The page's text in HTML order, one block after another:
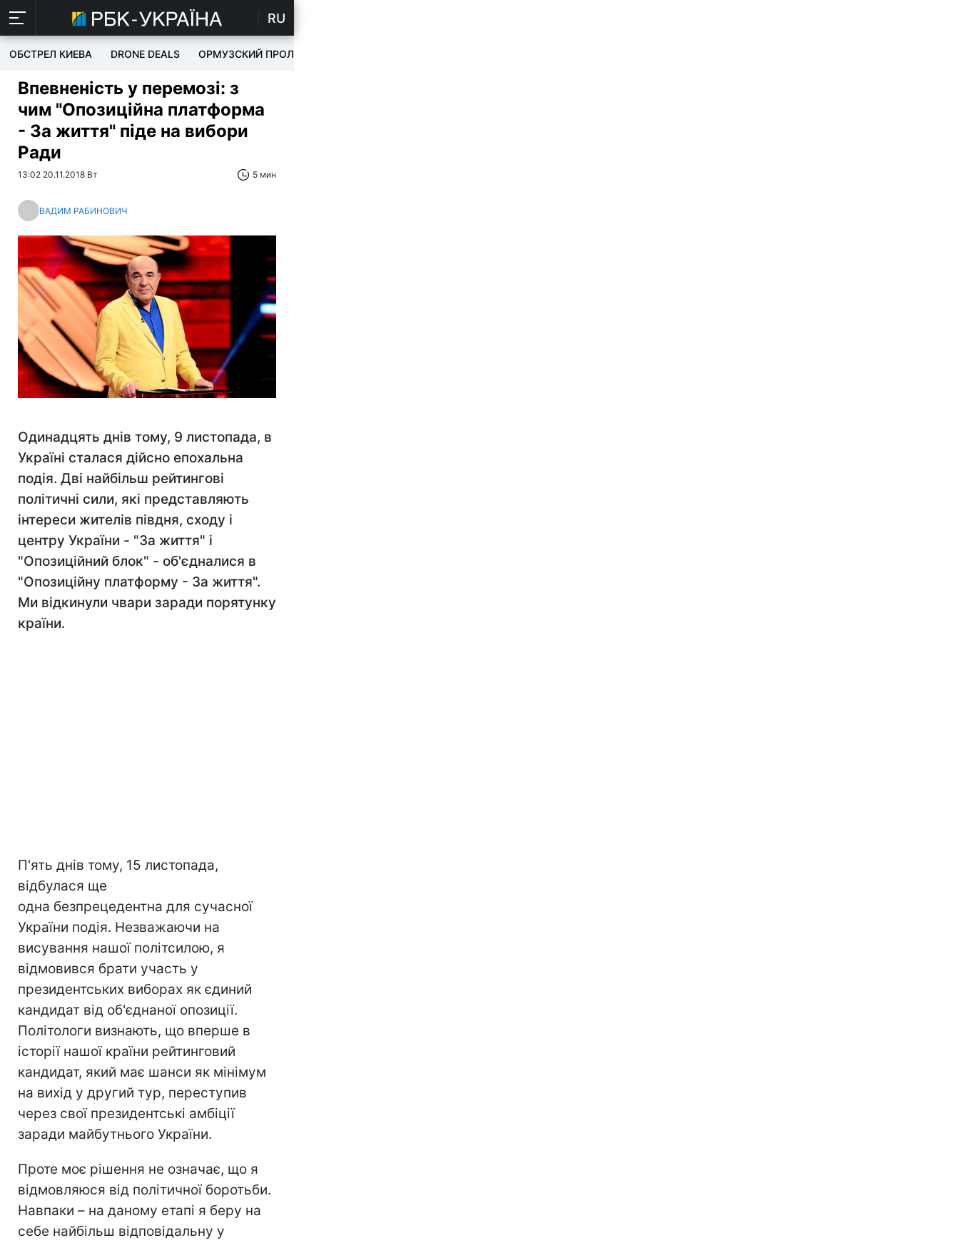
RU
ОБСТРЕЛ КИЕВА DRONE DEALS ОРМУЗСКИЙ ПРОЛИВ
Впевненість у перемозі: з
чим "Опозиційна платформа
- За життя" піде на вибори
Ради
13:02 20.11.2018 Вт 5 мин
ВАДИМ РАБИНОВИЧ
Одинадцять днів тому, 9 листопада, в
Україні сталася дійсно епохальна
подія. Дві найбільш рейтингові
політичні сили, які представляють
інтереси жителів півдня, сходу і
центру України - "За життя" і
"Опозиційний блок" - об'єдналися в
"Опозиційну платформу - За життя".
Ми відкинули чвари заради порятунку
країни.
П'ять днів тому, 15 листопада,
відбулася ще
одна безпрецедентна для сучасної
України подія. Незважаючи на
висування нашої політсилою, я
відмовився брати участь у
президентських виборах як єдиний
кандидат від об'єднаної опозиції.
Політологи визнають, що вперше в
історії нашої країни рейтинговий
кандидат, який має шанси як мінімум
на вихід у другий тур, переступив
через свої президентські амбіції
заради майбутнього України.
Проте моє рішення не означає, що я
відмовляюся від політичної боротьби.
Навпаки – на даному етапі я беру на
себе найбільш відповідальну у